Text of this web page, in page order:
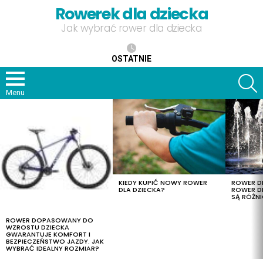
Rowerek dla dziecka
Jak wybrać rower dla dziecka
OSTATNIE
Menu
ROWER DOPASOWANY DO
WZROSTU DZIECKA
GWARANTUJE KOMFORT I
BEZPIECZEŃSTWO JAZDY. JAK
WYBRAĆ IDEALNY ROZMIAR?
KIEDY KUPIĆ NOWY ROWER
DLA DZIECKA?
ROWER
ROWER
SĄ